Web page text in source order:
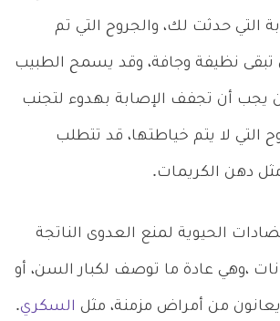
التي حدثت لك، والجروح التي تم
تبقى نظيفة وجافة، وقد يسمح الطبيب
يجب أن تجفف الإصابة بهدوء لتجنب
التي لا يتم خياطتها، قد تتطلب
دهن الكريمات.
الحيوية لمنع العدوى الناتجة
،وهي عادة ما توصف لكبار السن، أو
من أمراض مزمنة، مثل السكري.